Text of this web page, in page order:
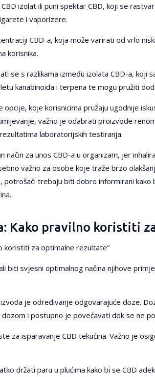
izolat ili puni spektar CBD, koji se
i vaporizere.
CBD-a, koja može varirati od vrlo
korisnika.
se s razlikama između izolata CBD-a, koji
kanabinoida i terpena te mogu pružiti
koje korisnicima pružaju ugodnije
važno je odabrati proizvode
laboratorijskih testiranja.
način za unos CBD-a u organizam, jer
važno za osobe koje traže brzo
potrošači trebaju biti dobro informirani
Kako pravilno koristiti
koristiti za optimalne rezultate”
biti svjesni optimalnog načina njihove
je određivanje odgovarajuće doze.
i postupno je povećavati dok se ne
za isparavanje CBD tekućina. Važno je
držati paru u plućima kako bi se CBD